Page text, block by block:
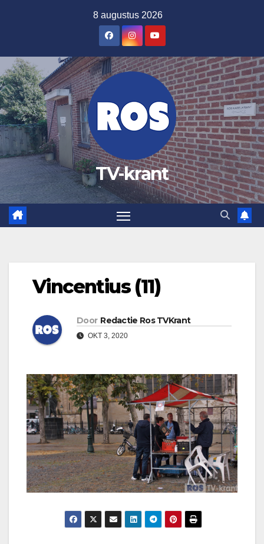
inhoud
8 augustus 2026
TV-krant
Vincentius (11)
Door Redactie Ros TVKrant
OKT 3, 2020